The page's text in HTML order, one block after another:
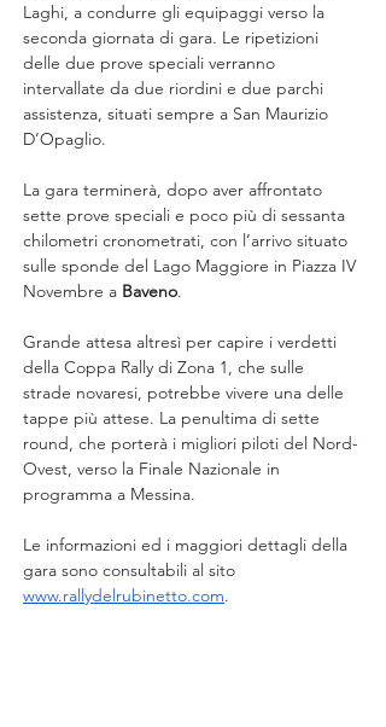
Laghi, a condurre gli equipaggi verso la
seconda giornata di gara. Le ripetizioni
delle due prove speciali verranno
intervallate da due riordini e due parchi
assistenza, situati sempre a San Maurizio
D’Opaglio.
La gara terminerà, dopo aver affrontato
sette prove speciali e poco più di sessanta
chilometri cronometrati, con l’arrivo situato
sulle sponde del Lago Maggiore in Piazza IV
Novembre a Baveno.
Grande attesa altresì per capire i verdetti
della Coppa Rally di Zona 1, che sulle
strade novaresi, potrebbe vivere una delle
tappe più attese. La penultima di sette
round, che porterà i migliori piloti del Nord-
Ovest, verso la Finale Nazionale in
programma a Messina.
Le informazioni ed i maggiori dettagli della
gara sono consultabili al sito
www.rallydelrubinetto.com.